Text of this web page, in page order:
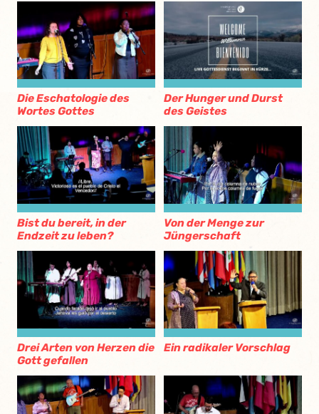
Die Eschatologie des
Wortes Gottes
Der Hunger und Durst
des Geistes
Bist du bereit, in der
Endzeit zu leben?
Von der Menge zur
Jüngerschaft
Drei Arten von Herzen die
Gott gefallen
Ein radikaler Vorschlag